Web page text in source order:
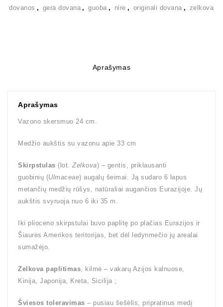
dovanos , gera dovana , guoba , nire , originali dovana , zelkova
Aprašymas
Aprašymas
Vazono skersmuo 24 cm.
Medžio aukštis su vazonu apie 33 cm
Skirpstulas (lot. Zelkova) – gentis, priklausanti
guobinių (Ulmaceae) augalų šeimai. Ją sudaro 6 lapus
metančių medžių rūšys, natūraliai augančios Eurazijoje. Jų
aukštis svyruoja nuo 6 iki 35 m.
Iki plioceno skirpstulai buvo paplitę po plačias Eurazijos ir
Šiaurės Amerikos teritorijas, bet dėl ledynmečio jų arealai
sumažėjo.
Zelkova paplitimas, kilmė – vakarų Azijos kalnuose,
Kinija, Japonija, Kreta, Sicilija ;
Šviesos toleravimas – pusiau šešėlis, pripratinus medį